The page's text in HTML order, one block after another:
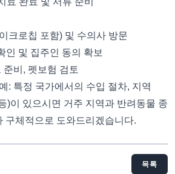
크로칩 포함) 및 수의사 방문
인 및 집주인 동의 확보
준비, 펫보험 검토
: 특정 국가에서의 수입 절차, 지역
)이 있으시면 거주 지역과 반려동물 종
구체적으로 도와드리겠습니다.
목록